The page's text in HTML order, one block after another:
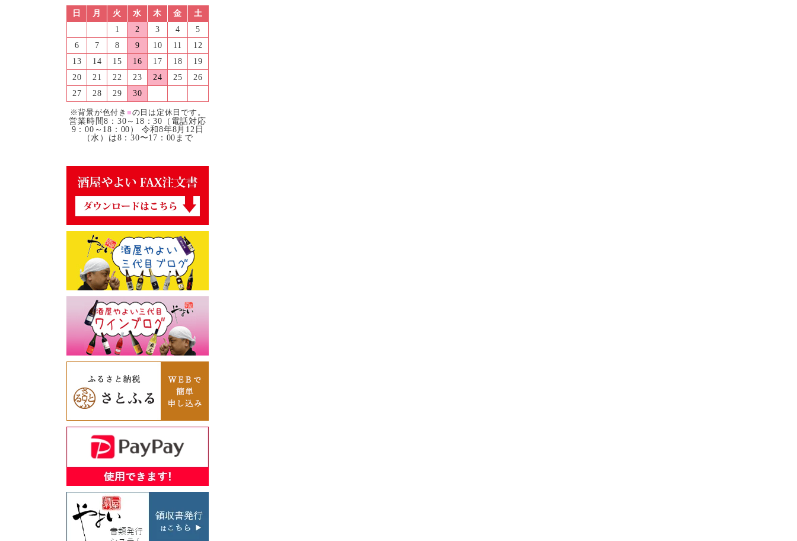
日 月 火 水 木 金
土
1
2 3 4
5
6
7 8 9 10 11
12
13
14 15 16 17 18
19
20
21 22 23 24 25
26
27
28 29 30
※背景が色付き ■の日は定休日です。
営業時間8：30～18：30（電話対応
9：00～18：00） 令和8年8月12日
（水）は8：30〜17：00まで